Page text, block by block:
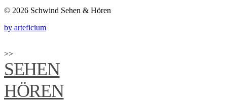
© 2026 Schwind Sehen & Hören
by arteficium
>>
SEHEN
HÖREN